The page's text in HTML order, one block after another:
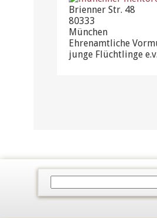
Brienner Str. 48
80333
München
Ehrenamtliche
junge Flüchtlinge e.v.